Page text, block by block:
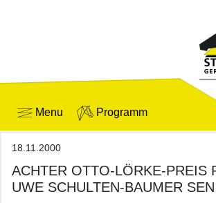
Menu Programm
18.11.2000
ACHTER OTTO-LÖRKE-PREIS
UWE SCHULTEN-BAUMER